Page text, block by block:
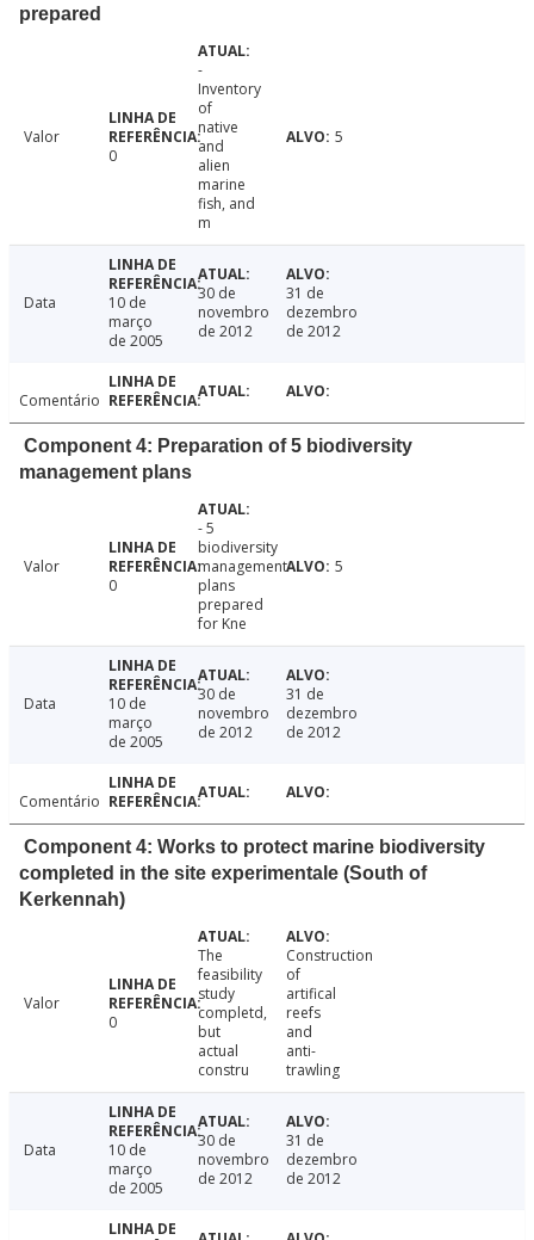
prepared
Valor
0
-
Inventory
of
native
and
alien
marine
fish, and
m
5
Data
10 de
março
de 2005
30 de
novembro
de 2012
31 de
dezembro
de 2012
Comentário
Component 4: Preparation of 5 biodiversity
management plans
Valor
0
- 5
biodiversity
management
plans
prepared
for Kne
5
Data
10 de
março
de 2005
30 de
novembro
de 2012
31 de
dezembro
de 2012
Comentário
Component 4: Works to protect marine biodiversity
completed in the site experimentale (South of
Kerkennah)
Valor
0
The
feasibility
study
completd,
but
actual
constru
Construction
of
artifical
reefs
and
anti-
trawling
Data
10 de
março
de 2005
30 de
novembro
de 2012
31 de
dezembro
de 2012